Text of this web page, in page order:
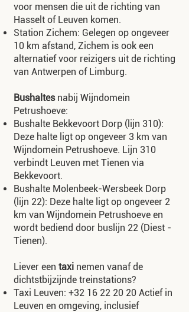
voor mensen die uit de richting van
Hasselt of Leuven komen.
Station Zichem: Gelegen op ongeveer
10 km afstand, Zichem is ook een
alternatief voor reizigers uit de richting
van Antwerpen of Limburg.
Bushaltes nabij Wijndomein
Petrushoeve:
Bushalte Bekkevoort Dorp (lijn 310):
Deze halte ligt op ongeveer 3 km van
Wijndomein Petrushoeve. Lijn 310
verbindt Leuven met Tienen via
Bekkevoort.
Bushalte Molenbeek-Wersbeek Dorp
(lijn 22): Deze halte ligt op ongeveer 2
km van Wijndomein Petrushoeve en
wordt bediend door buslijn 22 (Diest -
Tienen).
Liever een taxi nemen vanaf de
dichtstbijzijnde treinstations?
Taxi Leuven: +32 16 22 20 20 Actief in
Leuven en omgeving, inclusief